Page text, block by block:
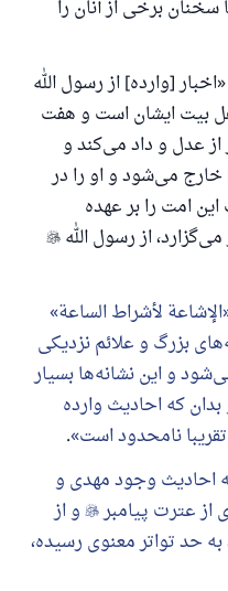
برخی از آنان را
بیت ایشان است و هفت
عدل و داد می‌کند و
می‌شود و او را در
امت را بر عهده
از رسول الله
الإشاعة لأشراط الساعة
بزرگ و علائم نزدیکی
و این نشانه‌ها بسیار
که احادیث وارده
نامحدود است .
احادیث وجود مهدی و
از عترت پیامبرو از
به حد تواتر معنوی رسیده،
۱۱۰۸۴۵ یک زندگی زناشویی
«اسلام سوال و جواب» را
وسلم می‌فرماید
مانند پاداش انجام
داشت